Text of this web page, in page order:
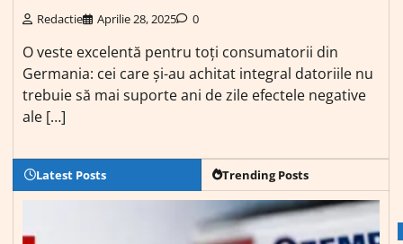
Redactie Aprilie 28, 2025 0
O veste excelentă pentru toți consumatorii din
Germania: cei care și-au achitat integral datoriile nu
trebuie să mai suporte ani de zile efectele negative
ale […]
Latest Posts Trending Posts